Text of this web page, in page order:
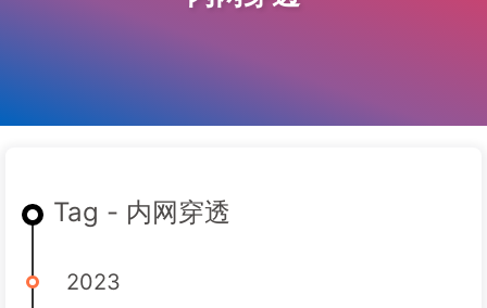
Tag - 内网穿透
2023